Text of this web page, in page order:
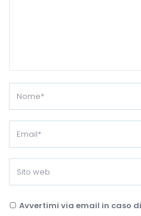
Avvertimi via email in caso